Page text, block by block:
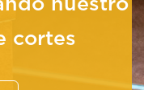
nuestro
cortes